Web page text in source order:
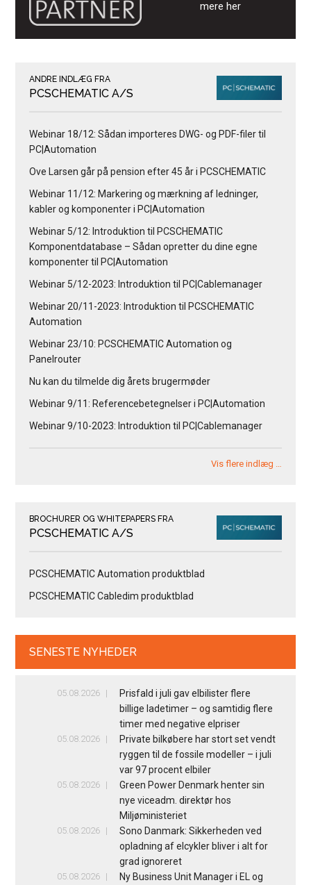
mere her
ANDRE INDLÆG FRA
PCSCHEMATIC A/S
Webinar 18/12: Sådan importeres DWG- og PDF-filer til
PC|Automation
Ove Larsen går på pension efter 45 år i PCSCHEMATIC
Webinar 11/12: Markering og mærkning af ledninger,
kabler og komponenter i PC|Automation
Webinar 5/12: Introduktion til PCSCHEMATIC
Komponentdatabase – Sådan opretter du dine egne
komponenter til PC|Automation
Webinar 5/12-2023: Introduktion til PC|Cablemanager
Webinar 20/11-2023: Introduktion til PCSCHEMATIC
Automation
Webinar 23/10: PCSCHEMATIC Automation og
Panelrouter
Nu kan du tilmelde dig årets brugermøder
Webinar 9/11: Referencebetegnelser i PC|Automation
Webinar 9/10-2023: Introduktion til PC|Cablemanager
Vis flere indlæg …
BROCHURER OG WHITEPAPERS FRA
PCSCHEMATIC A/S
PCSCHEMATIC Automation produktblad
PCSCHEMATIC Cabledim produktblad
SENESTE NYHEDER
05.08.2026
Prisfald i juli gav elbilister flere
billige ladetimer – og samtidig flere
timer med negative elpriser
05.08.2026
Private bilkøbere har stort set vendt
ryggen til de fossile modeller – i juli
var 97 procent elbiler
05.08.2026
Green Power Denmark henter sin
nye viceadm. direktør hos
Miljøministeriet
05.08.2026
Sono Danmark: Sikkerheden ved
opladning af elcykler bliver i alt for
grad ignoreret
05.08.2026
Ny Business Unit Manager i EL og